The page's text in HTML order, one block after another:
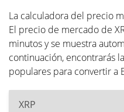
La calculadora del precio
El precio de mercado de
minutos y se muestra
continuación, encontrarás
populares para convertir a
XRP